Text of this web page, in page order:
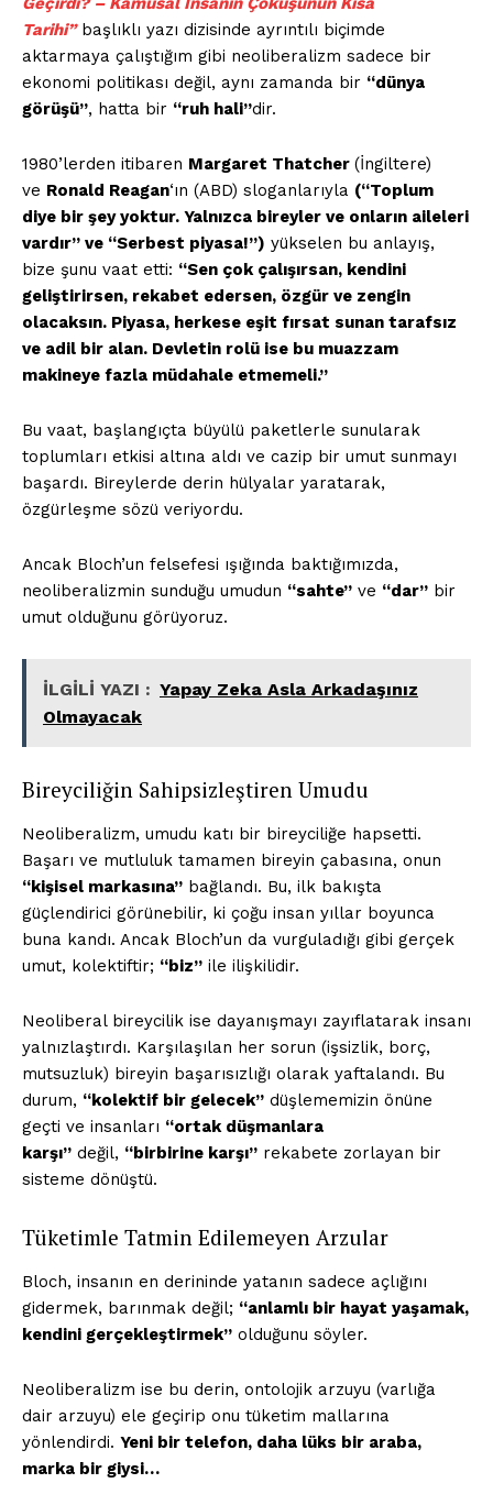
Tarihi” başlıklı yazı dizisinde ayrıntılı biçimde
aktarmaya çalıştığım gibi neoliberalizm sadece bir
ekonomi politikası değil, aynı zamanda bir “dünya
görüşü”, hatta bir “ruh hali”dir.
1980’lerden itibaren Margaret Thatcher (İngiltere)
ve Ronald Reagan‘ın (ABD) sloganlarıyla (“Toplum
diye bir şey yoktur. Yalnızca bireyler ve onların aileleri
vardır” ve “Serbest piyasa!”) yükselen bu anlayış,
bize şunu vaat etti: “Sen çok çalışırsan, kendini
geliştirirsen, rekabet edersen, özgür ve zengin
olacaksın. Piyasa, herkese eşit fırsat sunan tarafsız
ve adil bir alan. Devletin rolü ise bu muazzam
makineye fazla müdahale etmemeli.”
Bu vaat, başlangıçta büyülü paketlerle sunularak
toplumları etkisi altına aldı ve cazip bir umut sunmayı
başardı. Bireylerde derin hülyalar yaratarak,
özgürleşme sözü veriyordu.
Ancak Bloch’un felsefesi ışığında baktığımızda,
neoliberalizmin sunduğu umudun “sahte” ve “dar” bir
umut olduğunu görüyoruz.
İLGİLİ YAZI : Yapay Zeka Asla Arkadaşınız
Olmayacak
Bireyciliğin Sahipsizleştiren Umudu
Neoliberalizm, umudu katı bir bireyciliğe hapsetti.
Başarı ve mutluluk tamamen bireyin çabasına, onun
“kişisel markasına” bağlandı. Bu, ilk bakışta
güçlendirici görünebilir, ki çoğu insan yıllar boyunca
buna kandı. Ancak Bloch’un da vurguladığı gibi gerçek
umut, kolektiftir; “biz” ile ilişkilidir.
Neoliberal bireycilik ise dayanışmayı zayıflatarak insanı
yalnızlaştırdı. Karşılaşılan her sorun (işsizlik, borç,
mutsuzluk) bireyin başarısızlığı olarak yaftalandı. Bu
durum, “kolektif bir gelecek” düşlememizin önüne
geçti ve insanları “ortak düşmanlara
karşı” değil, “birbirine karşı” rekabete zorlayan bir
sisteme dönüştü.
Tüketimle Tatmin Edilemeyen Arzular
Bloch, insanın en derininde yatanın sadece açlığını
gidermek, barınmak değil; “anlamlı bir hayat yaşamak,
kendini gerçekleştirmek” olduğunu söyler.
Neoliberalizm ise bu derin, ontolojik arzuyu (varlığa
dair arzuyu) ele geçirip onu tüketim mallarına
yönlendirdi. Yeni bir telefon, daha lüks bir araba,
marka bir giysi…